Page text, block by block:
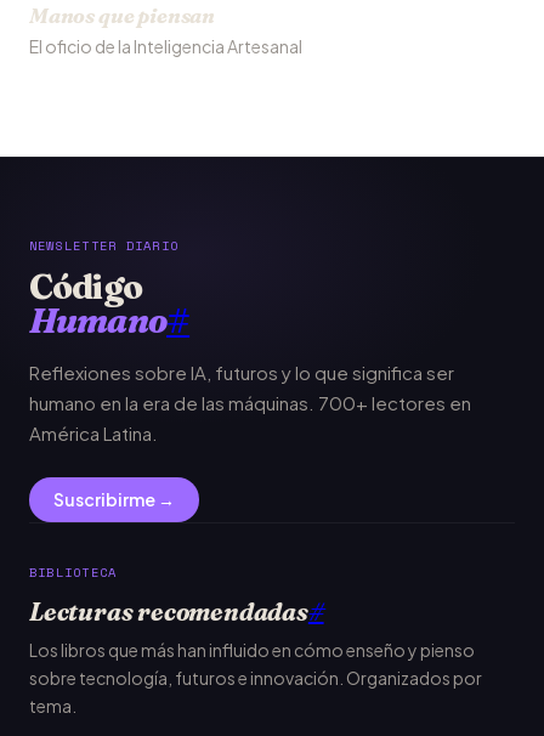
Manos que piensan
El oficio de la Inteligencia Artesanal
NEWSLETTER DIARIO
Código
Humano#
Reflexiones sobre IA, futuros y lo que significa ser
humano en la era de las máquinas. 700+ lectores en
América Latina.
Suscribirme →
BIBLIOTECA
Lecturas recomendadas#
Los libros que más han influido en cómo enseño y pienso
sobre tecnología, futuros e innovación. Organizados por
tema.